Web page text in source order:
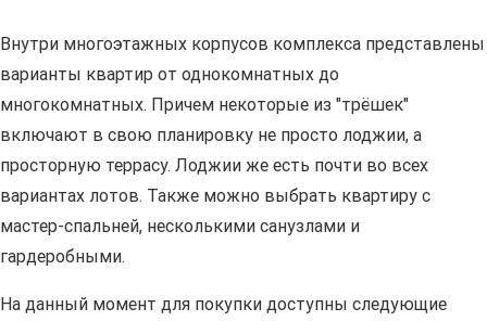
Внутри многоэтажных корпусов комплекса представлены
варианты квартир от однокомнатных до
многокомнатных. Причем некоторые из "трёшек"
включают в свою планировку не просто лоджии, а
просторную террасу. Лоджии же есть почти во всех
вариантах лотов. Также можно выбрать квартиру с
мастер-спальней, несколькими санузлами и
гардеробными.
На данный момент для покупки доступны следующие